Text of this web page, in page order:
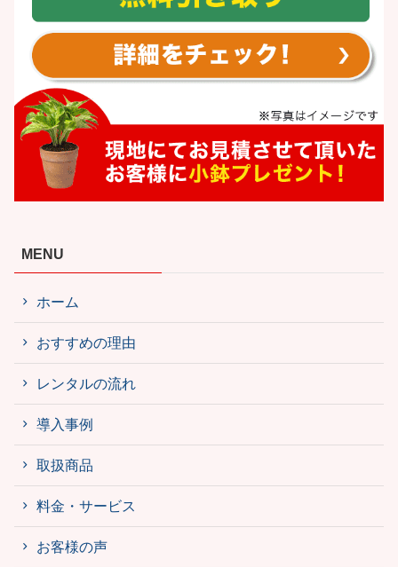
MENU
ホーム
おすすめの理由
レンタルの流れ
導入事例
取扱商品
料金・サービス
お客様の声